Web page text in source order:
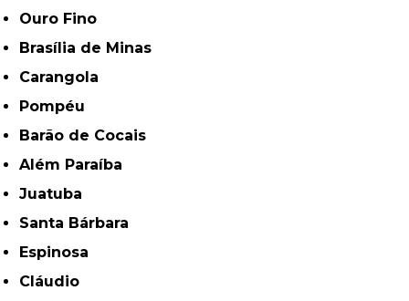
Ouro Fino
Brasília de Minas
Carangola
Pompéu
Barão de Cocais
Além Paraíba
Juatuba
Santa Bárbara
Espinosa
Cláudio